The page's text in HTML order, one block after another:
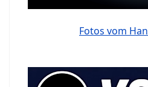
Fotos vom